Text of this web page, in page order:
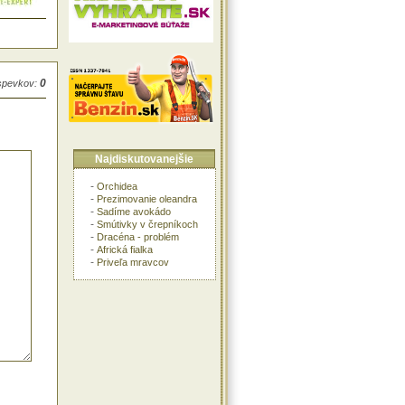
0
Najdiskutovanejšie
- Orchidea
- Prezimovanie oleandra
- Sadíme avokádo
- Smútivky v črepníkoch
- Dracéna - problém
- Africká fialka
- Priveľa mravcov